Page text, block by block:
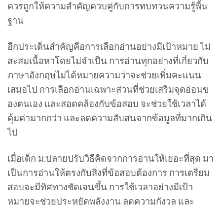
ควรถูกให้ความสำคัญควบคู่กับการทบทวนความรู้พื้น
ฐาน
อีกประเด็นสำคัญคือการเลือกอ่านอย่างมีเป้าหมาย ไม่
สะสมเนื้อหาโดยไม่จำเป็น การอ่านทุกอย่างที่เกี่ยวกับ
ภาษาอังกฤษไม่ได้หมายความว่าจะช่วยเพิ่มคะแนน
เสมอไป การเลือกอ่านเฉพาะส่วนที่ช่วยเสริมจุดอ่อนข
องตนเอง และสอดคล้องกับข้อสอบ จะช่วยใช้เวลาได้
คุ้มค่ามากกว่า และลดความสับสนจากข้อมูลที่มากเกิน
ไป
เมื่อเด็ก ม.ปลายปรับวิธีคิดจากการอ่านให้เยอะที่สุด มา
เป็นการอ่านให้ตรงกับสิ่งที่ข้อสอบต้องการ การเตรียม
สอบจะมีทิศทางชัดเจนขึ้น การใช้เวลาอย่างมีเป้า
หมายจะช่วยประหยัดพลังงาน ลดความกังวล และ